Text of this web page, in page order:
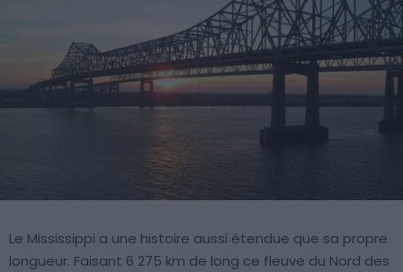
Le Mississippi a une histoire aussi étendue que sa propre
longueur. Faisant 6 275 km de long ce fleuve du Nord des